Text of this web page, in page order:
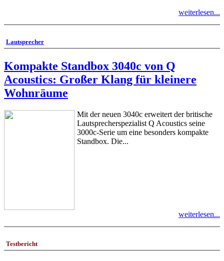
weiterlesen...
Lautsprecher
Kompakte Standbox 3040c von Q
Acoustics: Großer Klang für kleinere
Wohnräume
Mit der neuen 3040c erweitert der britische
Lautsprecherspezialist Q Acoustics seine
3000c-Serie um eine besonders kompakte
Standbox. Die...
weiterlesen...
Testbericht